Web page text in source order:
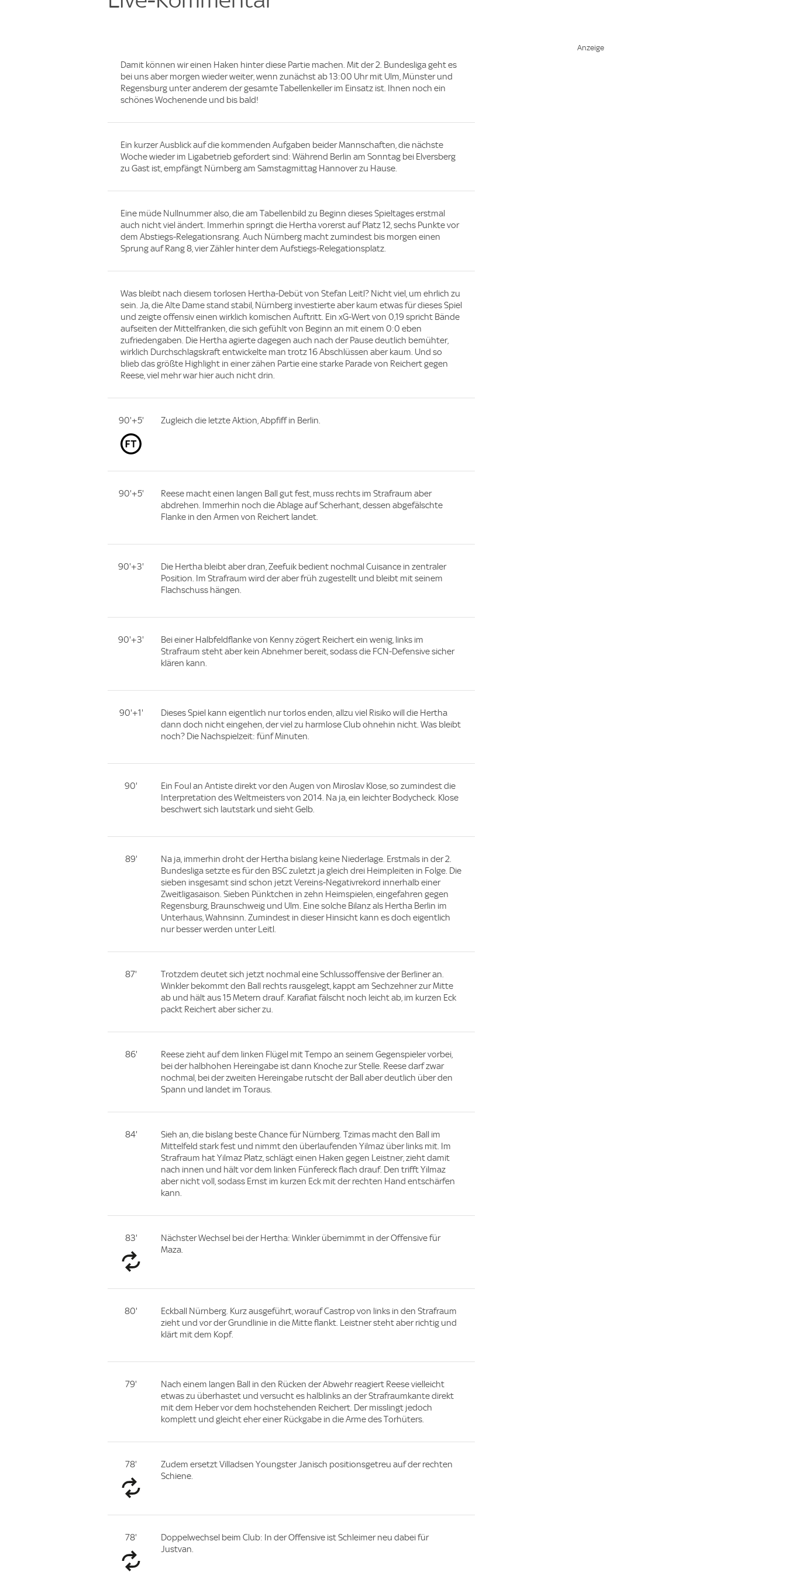
Damit können wir einen Haken hinter diese Partie machen. Mit der 2. Bundesliga geht es
bei uns aber morgen wieder weiter, wenn zunächst ab 13:00 Uhr mit Ulm, Münster und
Regensburg unter anderem der gesamte Tabellenkeller im Einsatz ist. Ihnen noch ein
schönes Wochenende und bis bald!
Ein kurzer Ausblick auf die kommenden Aufgaben beider Mannschaften, die nächste
Woche wieder im Ligabetrieb gefordert sind: Während Berlin am Sonntag bei Elversberg
zu Gast ist, empfängt Nürnberg am Samstagmittag Hannover zu Hause.
Eine müde Nullnummer also, die am Tabellenbild zu Beginn dieses Spieltages erstmal
auch nicht viel ändert. Immerhin springt die Hertha vorerst auf Platz 12, sechs Punkte vor
dem Abstiegs-Relegationsrang. Auch Nürnberg macht zumindest bis morgen einen
Sprung auf Rang 8, vier Zähler hinter dem Aufstiegs-Relegationsplatz.
Was bleibt nach diesem torlosen Hertha-Debüt von Stefan Leitl? Nicht viel, um ehrlich zu
sein. Ja, die Alte Dame stand stabil, Nürnberg investierte aber kaum etwas für dieses Spiel
und zeigte offensiv einen wirklich komischen Auftritt. Ein xG-Wert von 0,19 spricht Bände
aufseiten der Mittelfranken, die sich gefühlt von Beginn an mit einem 0:0 eben
zufriedengaben. Die Hertha agierte dagegen auch nach der Pause deutlich bemühter,
wirklich Durchschlagskraft entwickelte man trotz 16 Abschlüssen aber kaum. Und so
blieb das größte Highlight in einer zähen Partie eine starke Parade von Reichert gegen
Reese, viel mehr war hier auch nicht drin.
90'+5' Zugleich die letzte Aktion, Abpfiff in Berlin.
90'+5'
Reese macht einen langen Ball gut fest, muss rechts im Strafraum aber
abdrehen. Immerhin noch die Ablage auf Scherhant, dessen abgefälschte
Flanke in den Armen von Reichert landet.
90'+3'
Die Hertha bleibt aber dran, Zeefuik bedient nochmal Cuisance in zentraler
Position. Im Strafraum wird der aber früh zugestellt und bleibt mit seinem
Flachschuss hängen.
90'+3'
Bei einer Halbfeldflanke von Kenny zögert Reichert ein wenig, links im
Strafraum steht aber kein Abnehmer bereit, sodass die FCN-Defensive sicher
klären kann.
90'+1'
Dieses Spiel kann eigentlich nur torlos enden, allzu viel Risiko will die Hertha
dann doch nicht eingehen, der viel zu harmlose Club ohnehin nicht. Was bleibt
noch? Die Nachspielzeit: fünf Minuten.
90'
Ein Foul an Antiste direkt vor den Augen von Miroslav Klose, so zumindest die
Interpretation des Weltmeisters von 2014. Na ja, ein leichter Bodycheck. Klose
beschwert sich lautstark und sieht Gelb.
89'
Na ja, immerhin droht der Hertha bislang keine Niederlage. Erstmals in der 2.
Bundesliga setzte es für den BSC zuletzt ja gleich drei Heimpleiten in Folge. Die
sieben insgesamt sind schon jetzt Vereins-Negativrekord innerhalb einer
Zweitligasaison. Sieben Pünktchen in zehn Heimspielen, eingefahren gegen
Regensburg, Braunschweig und Ulm. Eine solche Bilanz als Hertha Berlin im
Unterhaus, Wahnsinn. Zumindest in dieser Hinsicht kann es doch eigentlich
nur besser werden unter Leitl.
87'
Trotzdem deutet sich jetzt nochmal eine Schlussoffensive der Berliner an.
Winkler bekommt den Ball rechts rausgelegt, kappt am Sechzehner zur Mitte
ab und hält aus 15 Metern drauf. Karafiat fälscht noch leicht ab, im kurzen Eck
packt Reichert aber sicher zu.
86'
Reese zieht auf dem linken Flügel mit Tempo an seinem Gegenspieler vorbei,
bei der halbhohen Hereingabe ist dann Knoche zur Stelle. Reese darf zwar
nochmal, bei der zweiten Hereingabe rutscht der Ball aber deutlich über den
Spann und landet im Toraus.
84'
Sieh an, die bislang beste Chance für Nürnberg. Tzimas macht den Ball im
Mittelfeld stark fest und nimmt den überlaufenden Yilmaz über links mit. Im
Strafraum hat Yilmaz Platz, schlägt einen Haken gegen Leistner, zieht damit
nach innen und hält vor dem linken Fünfereck flach drauf. Den trifft Yilmaz
aber nicht voll, sodass Ernst im kurzen Eck mit der rechten Hand entschärfen
kann.
83'
Nächster Wechsel bei der Hertha: Winkler übernimmt in der Offensive für
Maza.
80'
Eckball Nürnberg. Kurz ausgeführt, worauf Castrop von links in den Strafraum
zieht und vor der Grundlinie in die Mitte flankt. Leistner steht aber richtig und
klärt mit dem Kopf.
79'
Nach einem langen Ball in den Rücken der Abwehr reagiert Reese vielleicht
etwas zu überhastet und versucht es halblinks an der Strafraumkante direkt
mit dem Heber vor dem hochstehenden Reichert. Der misslingt jedoch
komplett und gleicht eher einer Rückgabe in die Arme des Torhüters.
78'
Zudem ersetzt Villadsen Youngster Janisch positionsgetreu auf der rechten
Schiene.
78'
Doppelwechsel beim Club: In der Offensive ist Schleimer neu dabei für
Justvan.